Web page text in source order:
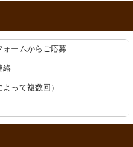
ームからご応募
絡
って複数回）